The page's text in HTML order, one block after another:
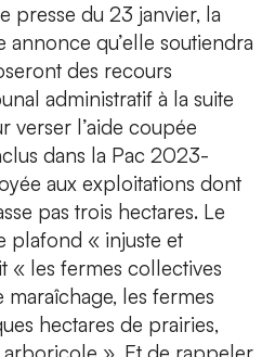
presse du 23 janvier, la
qu’elle soutiendra
des recours
administratif à la suite
verser l’aide coupée
dans la Pac 2023-
aux exploitations dont
pas trois hectares. Le
plafond « injuste et
« les fermes collectives
maraîchage, les fermes
hectares de prairies,